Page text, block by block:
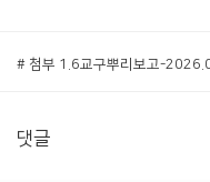
# 첨부 1.6교구뿌리보고-
댓글